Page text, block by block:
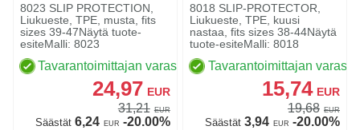
8023 SLIP PROTECTION,
Liukueste, TPE, musta, fits
sizes 39-47Näytä tuote-
esiteMalli: 8023
Tavarantoimittajan varastossa
24,97 EUR
31,21 EUR
Säästät6,24 EUR -20.00%
8018 SLIP-PROTECTOR,
Liukueste, TPE, kuusi
nastaa, fits sizes 38-44Näytä
tuote-esiteMalli: 8018
Tavarantoimittajan
15,74 EUR
19,68 EUR
Säästät3,94 EUR -20.00%